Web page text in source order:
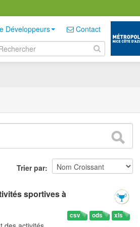
Développeurs Contact
Trier par
sportives à
xls
ods
csv